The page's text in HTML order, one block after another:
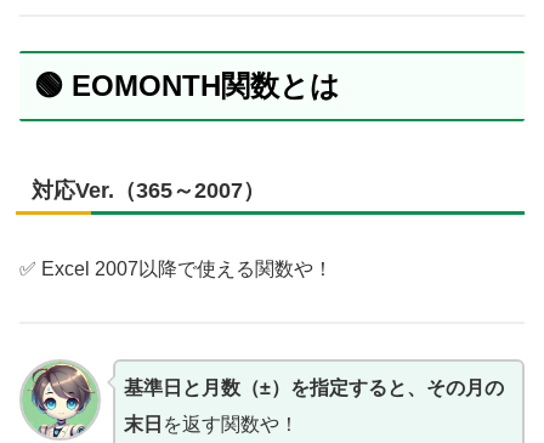
🟢 EOMONTH関数とは
対応Ver.（365～2007）
✅ Excel 2007以降で使える関数や！
基準日と月数（±）を指定すると、その月の
末日 を返す関数や！